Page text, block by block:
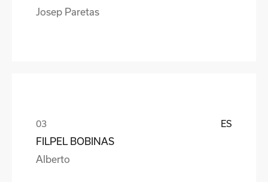
Josep Paretas
ES
FILPEL BOBINAS
Alberto